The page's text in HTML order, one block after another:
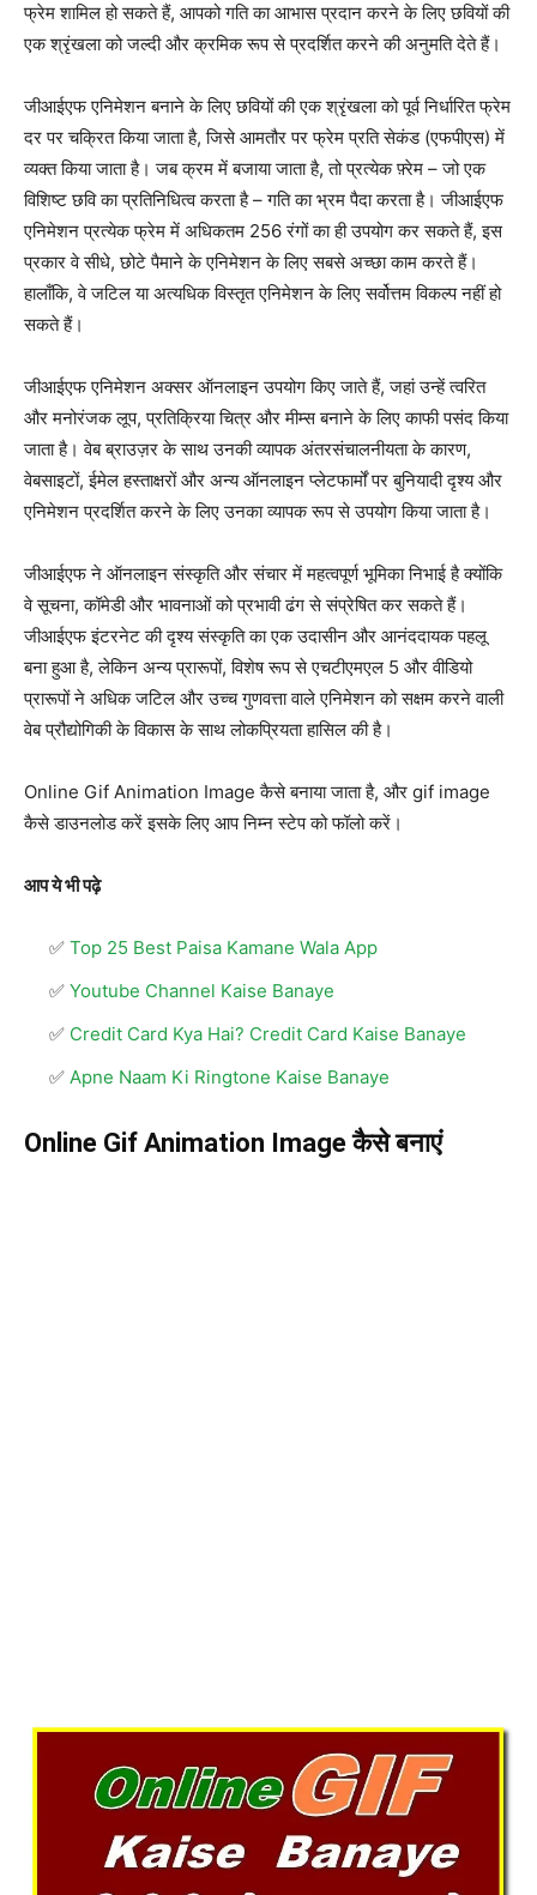
फ्रेम शामिल हो सकते हैं, आपको गति का आभास प्रदान करने के लिए छवियों की
एक श्रृंखला को जल्दी और क्रमिक रूप से प्रदर्शित करने की अनुमति देते हैं।
जीआईएफ एनिमेशन बनाने के लिए छवियों की एक श्रृंखला को पूर्व निर्धारित फ्रेम
दर पर चक्रित किया जाता है, जिसे आमतौर पर फ्रेम प्रति सेकंड (एफपीएस) में
व्यक्त किया जाता है। जब क्रम में बजाया जाता है, तो प्रत्येक फ़्रेम – जो एक
विशिष्ट छवि का प्रतिनिधित्व करता है – गति का भ्रम पैदा करता है। जीआईएफ
एनिमेशन प्रत्येक फ्रेम में अधिकतम 256 रंगों का ही उपयोग कर सकते हैं, इस
प्रकार वे सीधे, छोटे पैमाने के एनिमेशन के लिए सबसे अच्छा काम करते हैं।
हालाँकि, वे जटिल या अत्यधिक विस्तृत एनिमेशन के लिए सर्वोत्तम विकल्प नहीं हो
सकते हैं।
जीआईएफ एनिमेशन अक्सर ऑनलाइन उपयोग किए जाते हैं, जहां उन्हें त्वरित
और मनोरंजक लूप, प्रतिक्रिया चित्र और मीम्स बनाने के लिए काफी पसंद किया
जाता है। वेब ब्राउज़र के साथ उनकी व्यापक अंतरसंचालनीयता के कारण,
वेबसाइटों, ईमेल हस्ताक्षरों और अन्य ऑनलाइन प्लेटफार्मों पर बुनियादी दृश्य और
एनिमेशन प्रदर्शित करने के लिए उनका व्यापक रूप से उपयोग किया जाता है।
जीआईएफ ने ऑनलाइन संस्कृति और संचार में महत्वपूर्ण भूमिका निभाई है क्योंकि
वे सूचना, कॉमेडी और भावनाओं को प्रभावी ढंग से संप्रेषित कर सकते हैं।
जीआईएफ इंटरनेट की दृश्य संस्कृति का एक उदासीन और आनंददायक पहलू
बना हुआ है, लेकिन अन्य प्रारूपों, विशेष रूप से एचटीएमएल 5 और वीडियो
प्रारूपों ने अधिक जटिल और उच्च गुणवत्ता वाले एनिमेशन को सक्षम करने वाली
वेब प्रौद्योगिकी के विकास के साथ लोकप्रियता हासिल की है।
Online Gif Animation Image कैसे बनाया जाता है, और gif image
कैसे डाउनलोड करें इसके लिए आप निम्न स्टेप को फॉलो करें।
आप ये भी पढ़े
Top 25 Best Paisa Kamane Wala App
Youtube Channel Kaise Banaye
Credit Card Kya Hai? Credit Card Kaise Banaye
Apne Naam Ki Ringtone Kaise Banaye
Online Gif Animation Image कैसे बनाएं